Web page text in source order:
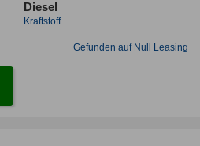
Diesel
Kraftstoff
Gefunden auf Null Leasing